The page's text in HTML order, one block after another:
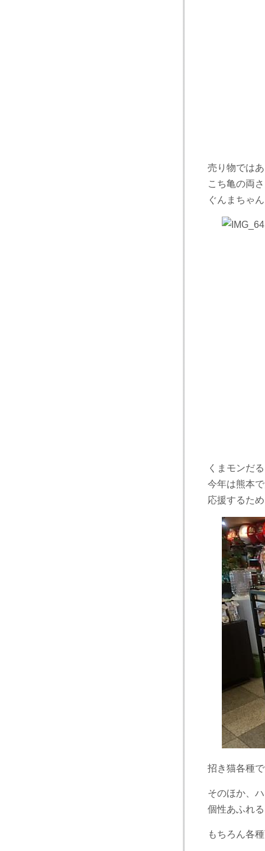
売り物では
こち亀の両
ぐんまちゃ
くまモンだ
今年は熊本
応援するた
招き猫各種
そのほか、
個性あふれ
もちろん各